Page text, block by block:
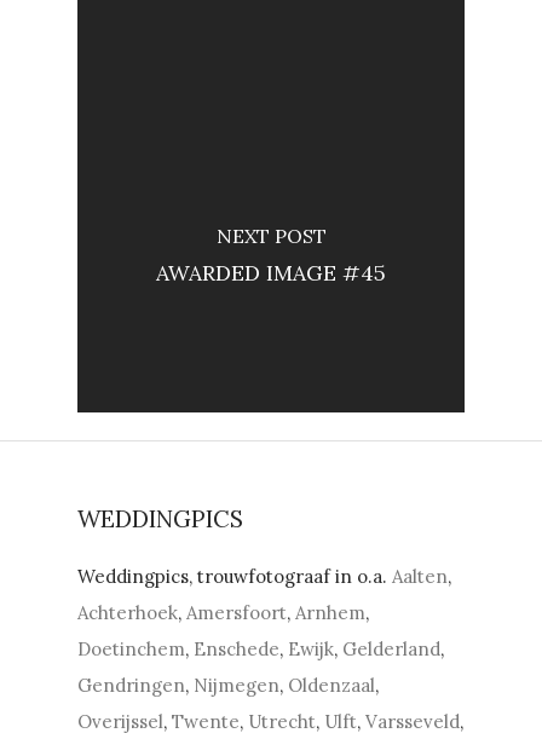
NEXT POST
AWARDED IMAGE #45
WEDDINGPICS
Weddingpics, trouwfotograaf in o.a. Aalten,
Achterhoek, Amersfoort, Arnhem,
Doetinchem, Enschede, Ewijk, Gelderland,
Gendringen, Nijmegen, Oldenzaal,
Overijssel,Twente, Utrecht, Ulft,Varsseveld,